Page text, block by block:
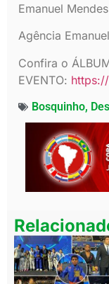
Emanuel
Agência
Confira o
EVENTO:
Bosquinho,